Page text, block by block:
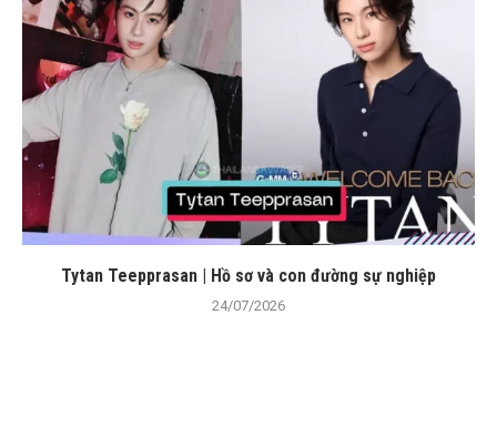
Tytan Teepprasan | Hồ sơ và con đường sự nghiệp
24/07/2026